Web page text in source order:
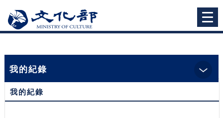
我的紀錄
我的紀錄